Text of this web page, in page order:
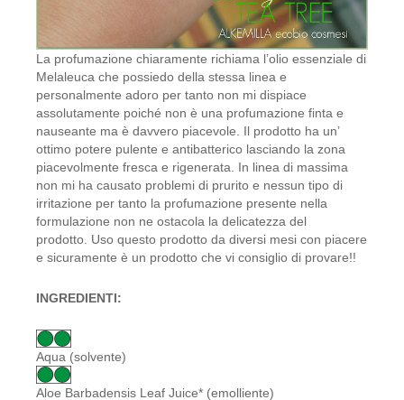
La profumazione chiaramente richiama l’olio essenziale di
Melaleuca che possiedo della stessa linea e
personalmente adoro per tanto non mi dispiace
assolutamente poiché non è una profumazione finta e
nauseante ma è davvero piacevole. Il prodotto ha un’
ottimo potere pulente e antibatterico lasciando la zona
piacevolmente fresca e rigenerata. In linea di massima
non mi ha causato problemi di prurito e nessun tipo di
irritazione per tanto la profumazione presente nella
formulazione non ne ostacola la delicatezza del
prodotto. Uso questo prodotto da diversi mesi con piacere
e sicuramente è un prodotto che vi consiglio di provare!!
INGREDIENTI:
Aqua (solvente)
Aloe Barbadensis Leaf Juice* (emolliente)